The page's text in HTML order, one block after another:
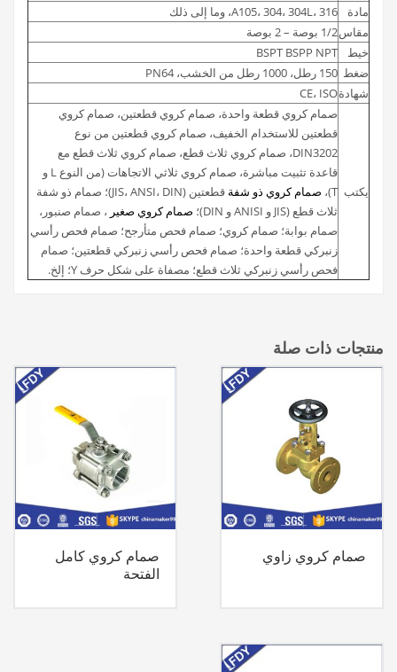
مادة
A105، 304، 304L، 316، وما إلى ذلك
مقاس1/2 بوصة – 2 بوصة
خيط
BSPT BSPP NPT
ضغط 150 رطل، 1000 رطل من الخشب، PN64
شهادةCE، ISO
يكتب
صمام كروي قطعة واحدة، صمام كروي قطعتين، صمام كروي
قطعتين للاستخدام الخفيف، صمام كروي قطعتين من نوع
DIN3202، صمام كروي ثلاث قطع، صمام كروي ثلاث قطع مع
قاعدة تثبيت مباشرة، صمام كروي ثلاثي الاتجاهات (من النوع L و
T)،
صمام كروي ذو شفة
قطعتين (JIS، ANSI، DIN)؛ صمام ذو شفة
ثلاث قطع (JIS و ANISI و DIN)؛
صمام كروي صغير ، صمام صنبور،
صمام بوابة؛ صمام كروي؛ صمام فحص متأرجح؛ صمام فحص رأسي
زنبركي قطعة واحدة؛ صمام فحص رأسي زنبركي قطعتين؛ صمام
فحص رأسي زنبركي ثلاث قطع؛ مصفاة على شكل حرف Y؛ إلخ.
منتجات ذات صلة
صمام كروي زاوي
صمام كروي كامل
الفتحة